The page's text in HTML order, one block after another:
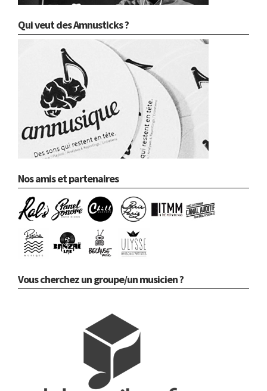
Qui veut des Amnusticks ?
Nos amis et partenaires
Vous cherchez un groupe/un musicien ?